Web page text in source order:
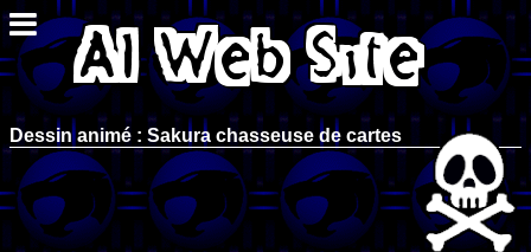
Dessin animé : Sakura chasseuse de cartes